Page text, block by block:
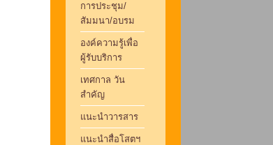
การประชุม/
สัมมนา/อบรม
องค์ความรู้เพื่อ
ผู้รับบริการ
เทศกาล วัน
สำคัญ
แนะนำวารสาร
แนะนำสื่อโสตฯ